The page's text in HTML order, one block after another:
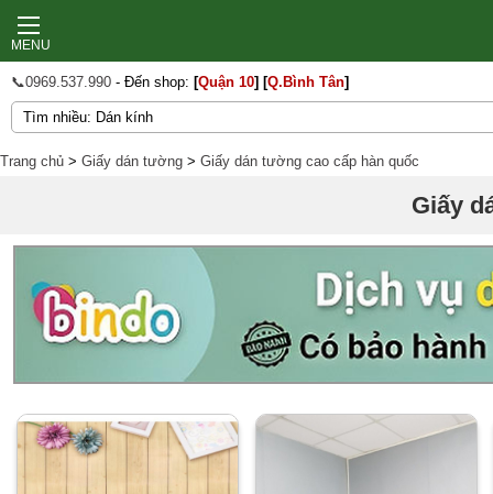
MENU
📞0969.537.990 - Đến shop: [Quận 10] [Q.Bình Tân]
Trang chủ > Giấy dán tường > Giấy dán tường cao cấp hàn quốc
Giấy